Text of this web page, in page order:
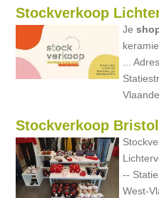
Stockverkoop
Je
...
Stockverkoop
--
West-